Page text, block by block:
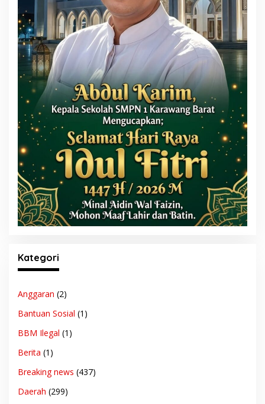
Kategori
Anggaran (2)
Bantuan Sosial (1)
BBM Ilegal (1)
Berita (1)
Breaking news (437)
Daerah (299)